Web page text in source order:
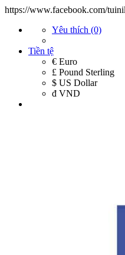
https://www.facebook.com/
Yêu thích (0)
Tiền tệ
€ Euro
£ Pound Sterling
$ US Dollar
đ VND